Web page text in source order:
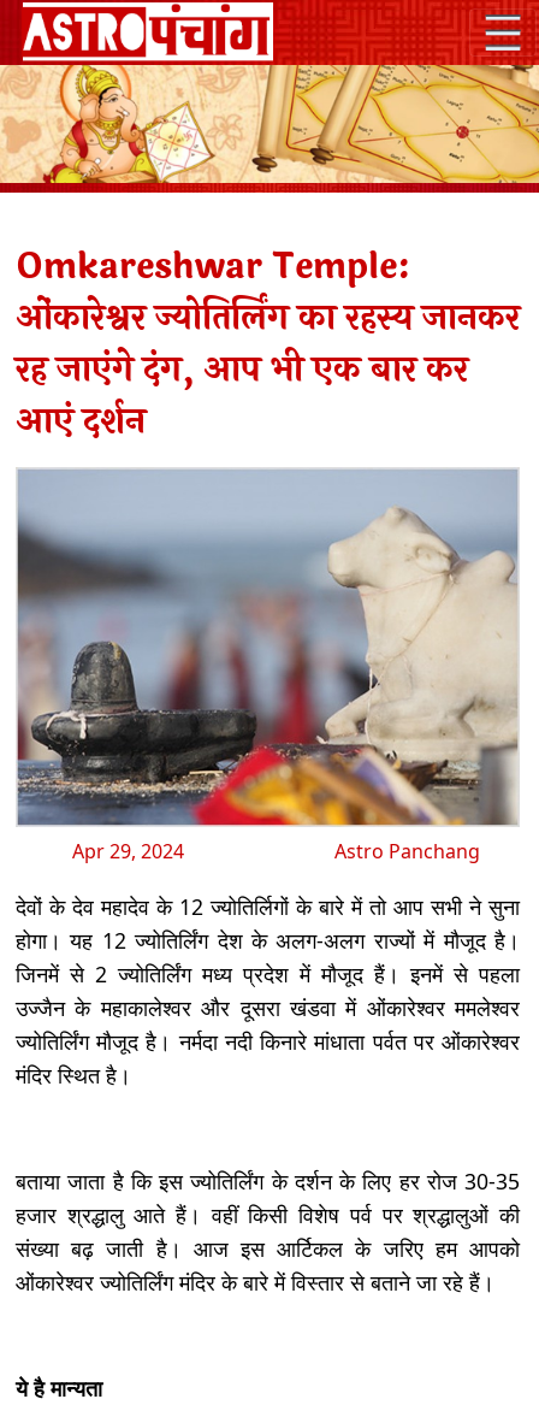
Omkareshwar Temple:
ओंकारेश्वर ज्योतिर्लिंग का रहस्य जानकर
रह जाएंगे दंग, आप भी एक बार कर
आएं दर्शन
Apr 29, 2024 Astro Panchang
देवों के देव महादेव के 12 ज्योतिर्लिगों के बारे में तो आप सभी ने सुना
होगा। यह 12 ज्योतिर्लिंग देश के अलग-अलग राज्यों में मौजूद है।
जिनमें से 2 ज्योतिर्लिंग मध्य प्रदेश में मौजूद हैं। इनमें से पहला
उज्जैन के महाकालेश्वर और दूसरा खंडवा में ओंकारेश्वर ममलेश्वर
ज्योतिर्लिंग मौजूद है। नर्मदा नदी किनारे मांधाता पर्वत पर ओंकारेश्वर
मंदिर स्थित है।
बताया जाता है कि इस ज्योतिर्लिंग के दर्शन के लिए हर रोज 30-35
हजार श्रद्धालु आते हैं। वहीं किसी विशेष पर्व पर श्रद्धालुओं की
संख्या बढ़ जाती है। आज इस आर्टिकल के जरिए हम आपको
ओंकारेश्वर ज्योतिर्लिंग मंदिर के बारे में विस्तार से बताने जा रहे हैं।
ये है मान्यता